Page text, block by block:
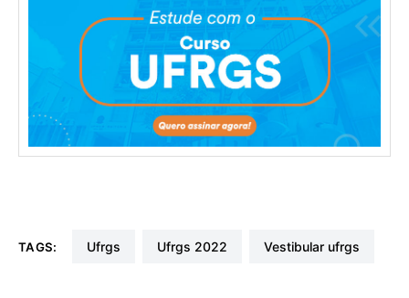
TAGS: ufrgs ufrgs 2022 vestibular ufrgs